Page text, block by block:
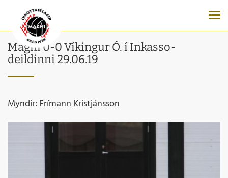
Magni 0-0 Víkingur Ó. í Inkasso-
deildinni 29.06.19
Myndir: Frímann Kristjánsson